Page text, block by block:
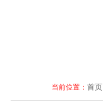
当前位置： 首页